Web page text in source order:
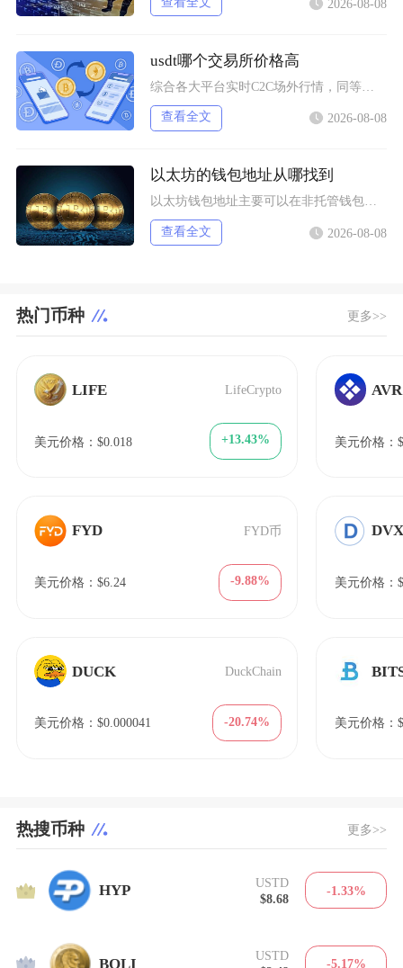
2026-08-08
usdt哪个交易所价格高
查看全文 2026-08-08
以太坊的钱包地址从哪找到
以太坊钱包地址主要可以在非托管钱包客户端、硬件钱包配套软件、交易所资产充值页面找到，地址统
查看全文 2026-08-08
热门币种 更多>>
LIFE LifeCrypto
美元价格：$0.018 +13.43%
FYD FYD币
美元价格：$6.24 -9.88%
DUCK DuckChain
美元价格：$0.000041 -20.74%
AVR
美元价格：
美元价格：
美元价格：
热搜币种 更多>>
1 HYP
USTD
$8.68
-1.33%
2 BOLI
USTD
-5.17%